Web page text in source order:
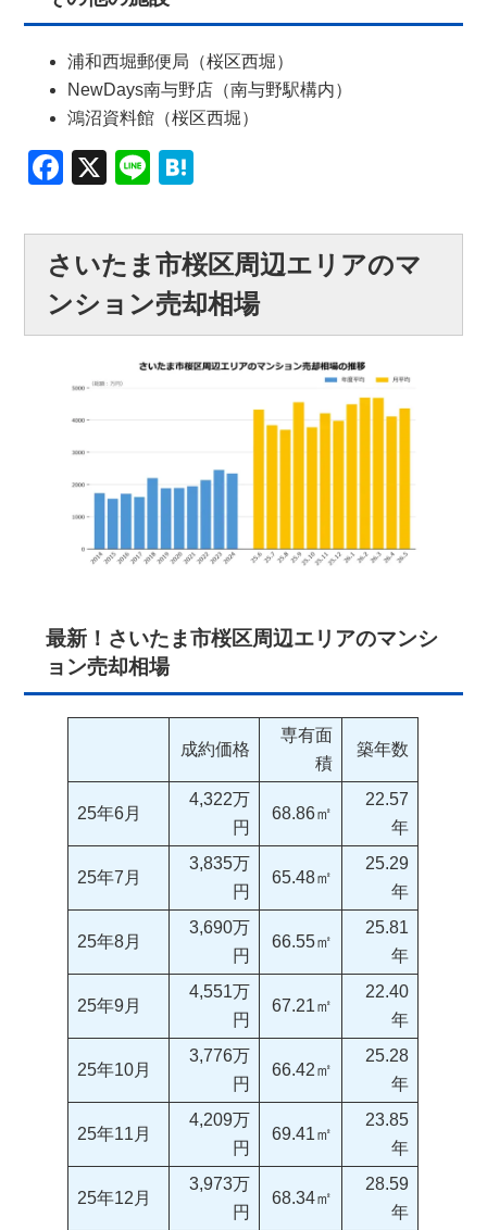
浦和西堀郵便局（桜区西堀）
NewDays南与野店（南与野駅構内）
鴻沼資料館（桜区西堀）
Facebook
X Line
さいたま市桜区周辺エリアのマ
ンション売却相場
最新！さいたま市桜区周辺エリアのマンシ
ョン売却相場
成約価格
専有面
積
築年数
25年6月
4,322万
円
68.86㎡
22.57
年
25年7月
3,835万
円
65.48㎡
25.29
年
25年8月
3,690万
円
66.55㎡
25.81
年
25年9月
4,551万
円
67.21㎡
22.40
年
25年10月
3,776万
円
66.42㎡
25.28
年
25年11月
4,209万
円
69.41㎡
23.85
年
25年12月
3,973万
円
68.34㎡
28.59
年